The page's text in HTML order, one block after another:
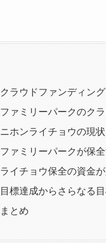
クラウドファンディング
ファミリーパークのク
ニホンライチョウの現状
ファミリーパークが保
ライチョウ保全の資金
目標達成からさらなる
まとめ